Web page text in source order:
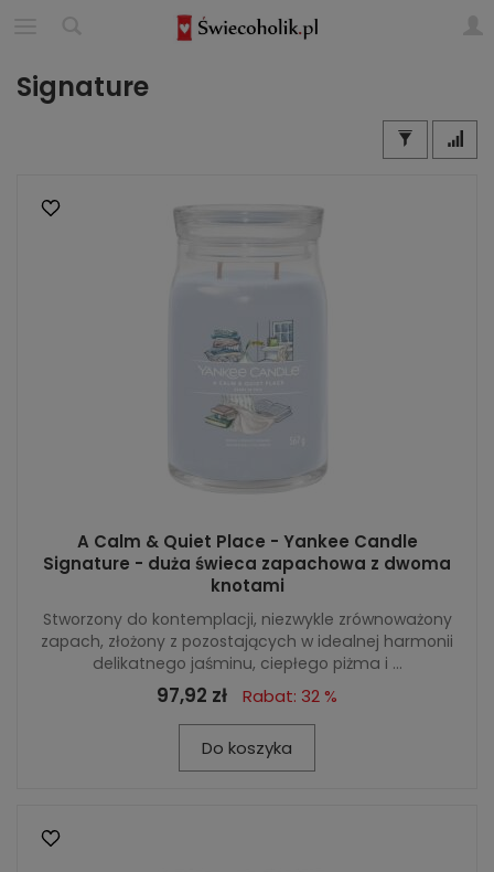
Signature
A Calm & Quiet Place - Yankee Candle
Signature - duża świeca zapachowa z dwoma
knotami
Stworzony do kontemplacji, niezwykle zrównoważony
zapach, złożony z pozostających w idealnej harmonii
delikatnego jaśminu, ciepłego piżma i ...
97,92 zł Rabat: 32 %
Do koszyka